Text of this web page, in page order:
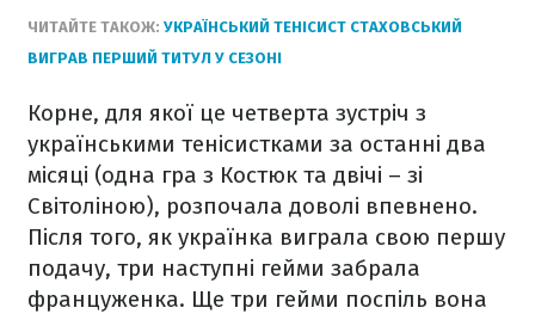
ЧИТАЙТЕ ТАКОЖ: УКРАЇНСЬКИЙ ТЕНІСИСТ СТАХОВСЬКИЙ
ВИГРАВ ПЕРШИЙ ТИТУЛ У СЕЗОНІ
Корне, для якої це четверта зустріч з
українськими тенісистками за останні два
місяці (одна гра з Костюк та двічі – зі
Світоліною), розпочала доволі впевнено.
Після того, як українка виграла свою першу
подачу, три наступні гейми забрала
француженка. Ще три гейми поспіль вона